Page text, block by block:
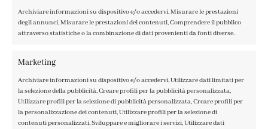
Archiviare informazioni su dispositivo e/o accedervi, Misurare le prestazioni
degli annunci, Misurare le prestazioni dei contenuti, Comprendere il pubblico
attraverso statistiche o la combinazione di dati provenienti da fonti diverse.
Marketing
Archiviare informazioni su dispositivo e/o accedervi, Utilizzare dati limitati per
la selezione della pubblicità, Creare profili per la pubblicità personalizzata,
Utilizzare profili per la selezione di pubblicità personalizzata, Creare profili per
la personalizzazione dei contenuti, Utilizzare profili per la selezione di
contenuti personalizzati, Sviluppare e migliorare i servizi, Utilizzare dati
CONTATTI
COOKIE POLICY
PRIVACY POLICY
TERMINI E CONDIZIONI